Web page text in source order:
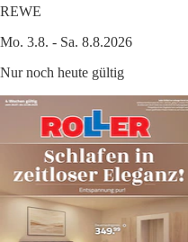
REWE
Mo. 3.8. - Sa. 8.8.2026
Nur noch heute gültig